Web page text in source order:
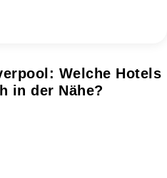
Welche Hotels
in der Nähe?